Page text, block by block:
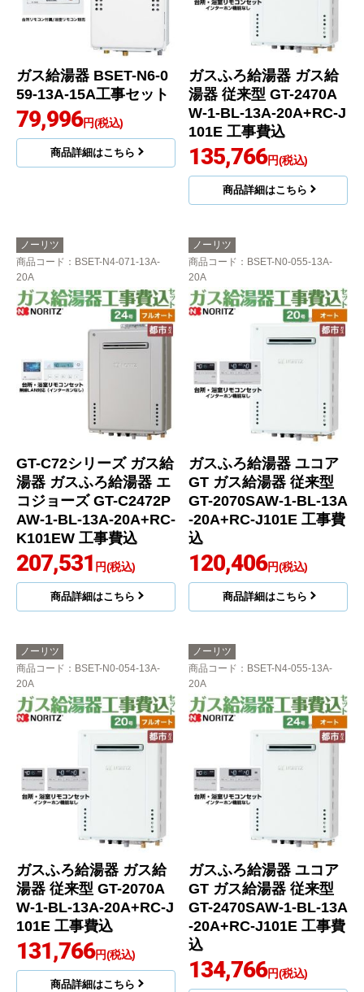
ガス給湯器 BSET-N6-0
59-13A-15A工事セット
79,996円(税込)
商品詳細はこちら
ガスふろ給湯器 ガス給
湯器 従来型 GT-2470A
W-1-BL-13A-20A+RC-J
101E 工事費込
135,766円(税込)
商品詳細はこちら
ノーリツ
商品コード ：BSET-N4-071-13A-
20A
GT-C72シリーズ ガス給
湯器 ガスふろ給湯器 エ
コジョーズ GT-C2472P
AW-1-BL-13A-20A+RC-
K101EW 工事費込
207,531 円(税込)
商品詳細はこちら
ノーリツ
商品コード ：BSET-N0-055-13A-
20A
ガスふろ給湯器 ユコア
GT ガス給湯器 従来型
GT-2070SAW-1-BL-13A
-20A+RC-J101E 工事費
込
120,406円(税込)
商品詳細はこちら
ノーリツ
商品コード ：BSET-N0-054-13A-
20A
ガスふろ給湯器 ガス給
湯器 従来型 GT-2070A
W-1-BL-13A-20A+RC-J
101E 工事費込
131,766円(税込)
商品詳細はこちら
ノーリツ
商品コード ：BSET-N4-055-13A-
20A
ガスふろ給湯器 ユコア
GT ガス給湯器 従来型
GT-2470SAW-1-BL-13A
-20A+RC-J101E 工事費
込
134,766円(税込)